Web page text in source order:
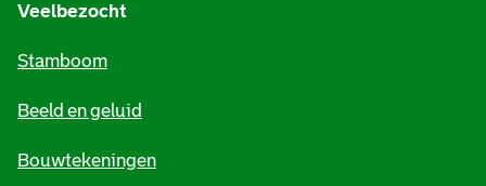
Veelbezocht
Stamboom
Beeld en geluid
Bouwtekeningen